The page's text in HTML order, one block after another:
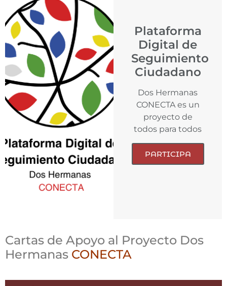
Plataforma
Digital de
Seguimiento
Ciudadano
Dos Hermanas
CONECTA es un
proyecto de
todos para todos
PARTICIPA
Cartas de Apoyo al Proyecto Dos
Hermanas CONECTA